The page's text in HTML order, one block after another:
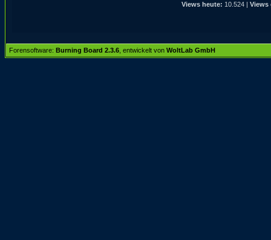
Views heute: 10.524 | Views
Forensoftware: Burning Board 2.3.6 , entwickelt von WoltLab GmbH